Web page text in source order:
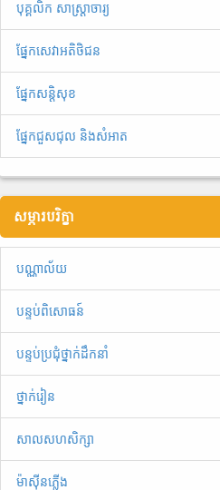
បុគ្គលិក សាស្ត្រាចារ្យ
ផ្នែកសេវាអតិថិជន
ផ្នែកសន្តិសុខ
ផ្នែកជួសជុល និងសំអាត
សម្ភារបរិក្ខា
បណ្ណាល័យ
បន្ទប់ពិសោធន៍
បន្ទប់ប្រជុំថ្នាក់ដឹកនាំ
ថ្នាក់រៀន
សាលសហសិក្សា
ម៉ាស៊ីនភ្លើង